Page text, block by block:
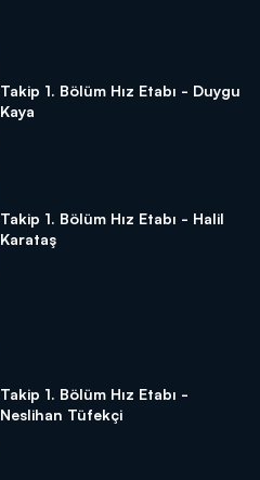
Takip 1. Bölüm Hız Etabı - Duygu
Kaya
Takip 1. Bölüm Hız Etabı - Halil
Karataş
Takip 1. Bölüm Hız Etabı -
Neslihan Tüfekçi